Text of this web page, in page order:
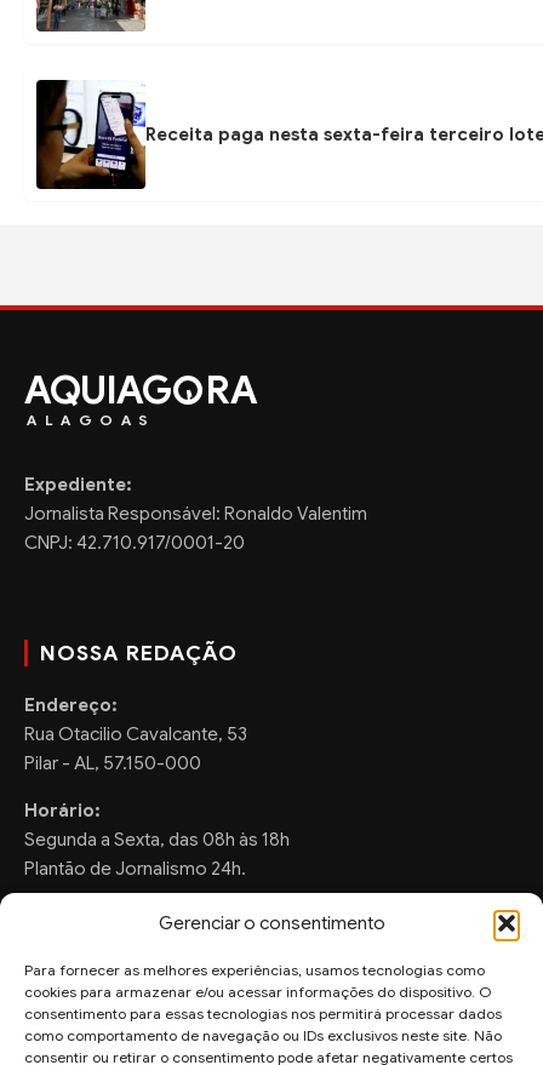
Gerenciar o consentimento
Para fornecer as melhores experiências, usamos tecnologias como
cookies para armazenar e/ou acessar informações do dispositivo. O
consentimento para essas tecnologias nos permitirá processar dados
como comportamento de navegação ou IDs exclusivos neste site. Não
consentir ou retirar o consentimento pode afetar negativamente certos
Receita paga nesta sexta-feira terceiro
AQUIAG RA
ALAGOAS
Expediente:
Jornalista Responsável: Ronaldo Valentim
CNPJ: 42.710.917/0001-20
NOSSA REDAÇÃO
Endereço:
Rua Otacilio Cavalcante, 53
Pilar - AL, 57.150-000
Horário:
Segunda a Sexta, das 08h às 18h
Plantão de Jornalismo 24h.
FALE CONOSCO
Sugestões de Pauta:
ronaldo.valentim150@gmail.com